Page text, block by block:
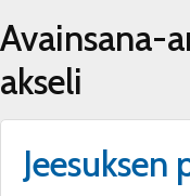
Avainsana-
akseli
Jeesuksen